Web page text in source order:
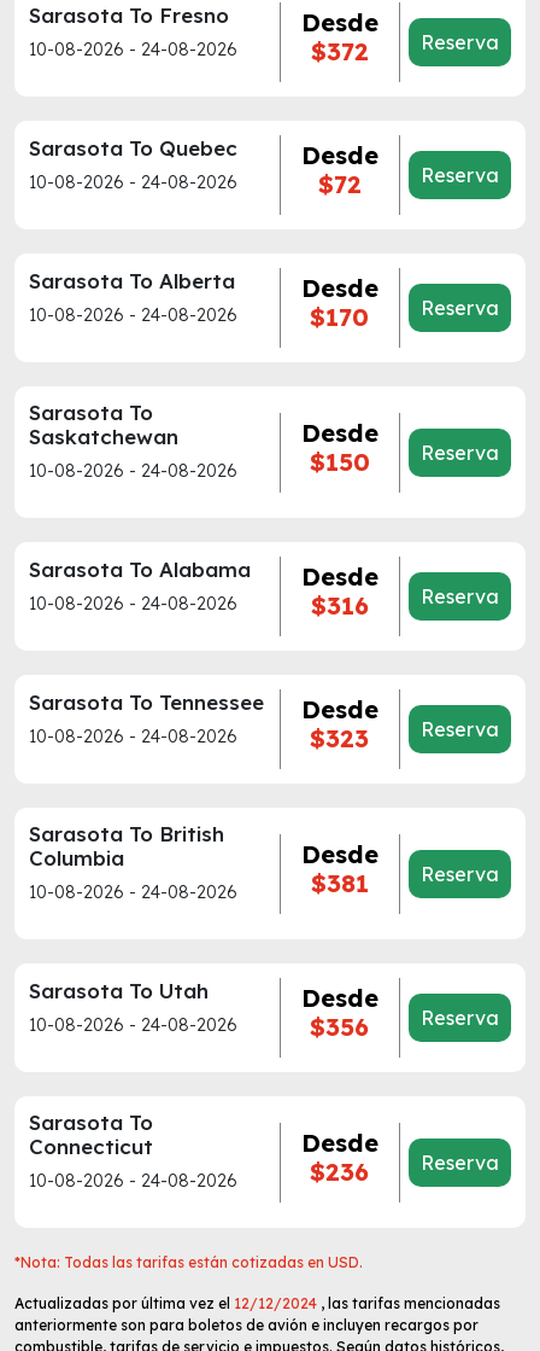
Sarasota To Fresno
10-08-2026 - 24-08-2026
Desde
$372
Reserva
Sarasota To Quebec
10-08-2026 - 24-08-2026
Desde
$72
Reserva
Sarasota To Alberta
10-08-2026 - 24-08-2026
Desde
$170
Reserva
Sarasota To
Saskatchewan
10-08-2026 - 24-08-2026
Desde
$150
Reserva
Sarasota To Alabama
10-08-2026 - 24-08-2026
Desde
$316
Reserva
Sarasota To Tennessee
10-08-2026 - 24-08-2026
Desde
$323
Reserva
Sarasota To British
Columbia
10-08-2026 - 24-08-2026
Desde
$381
Reserva
Sarasota To Utah
10-08-2026 - 24-08-2026
Desde
$356
Reserva
Sarasota To
Connecticut
10-08-2026 - 24-08-2026
Desde
$236
Reserva
*Nota: Todas las tarifas están cotizadas en USD.
Actualizadas por última vez el 12/12/2024 , las tarifas mencionadas
anteriormente son para boletos de avión e incluyen recargos por
combustible, tarifas de servicio e impuestos. Según datos históricos,